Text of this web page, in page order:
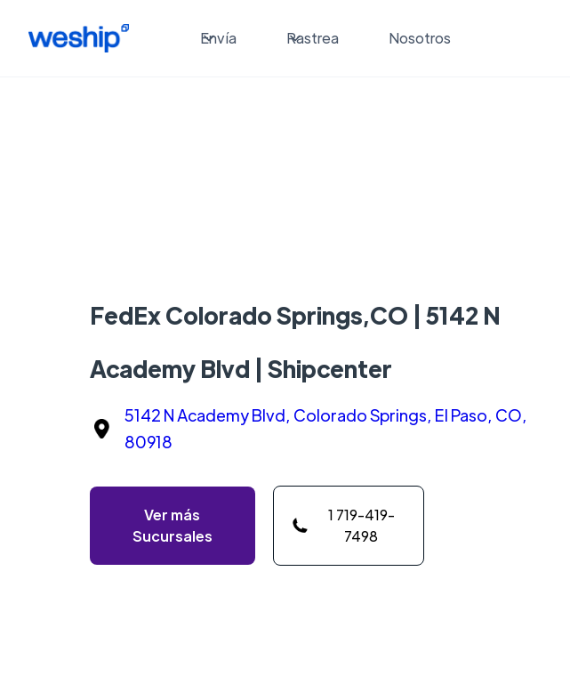
Envía Rastrea Nosotros
FedEx Colorado Springs,CO | 5142 N
Academy Blvd | Shipcenter
5142 N Academy Blvd, Colorado Springs, El Paso, CO,
80918
Ver más
Sucursales
1 719-419-
7498